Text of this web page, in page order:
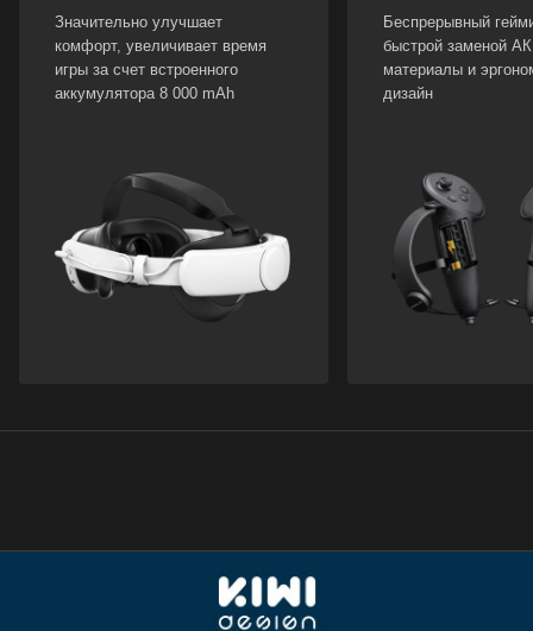
Значительно улучшает
комфорт, увеличивает время
игры за счет встроенного
аккумулятора 8 000 mAh
Беспрерывный
быстрой заменой
материалы и
дизайн